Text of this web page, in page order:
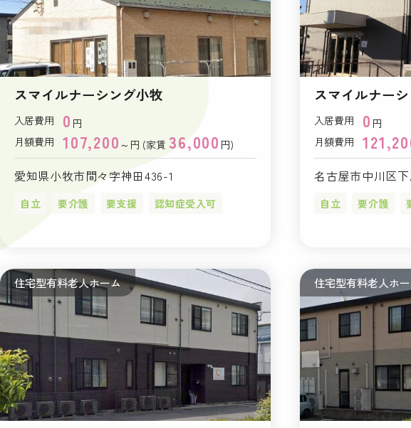
スマイルナーシング小牧
入居費用 0 円
月額費用
107,200 ～円 (家賃36,000 円)
愛知県小牧市間々字神田436-1
自立 要介護 要支援 認知症受入可
スマイルナー
入居費用 0 円
月額費用
名古屋市中川区
自立 要介護
住宅型有料老人ホーム 住宅型有料老人ホ